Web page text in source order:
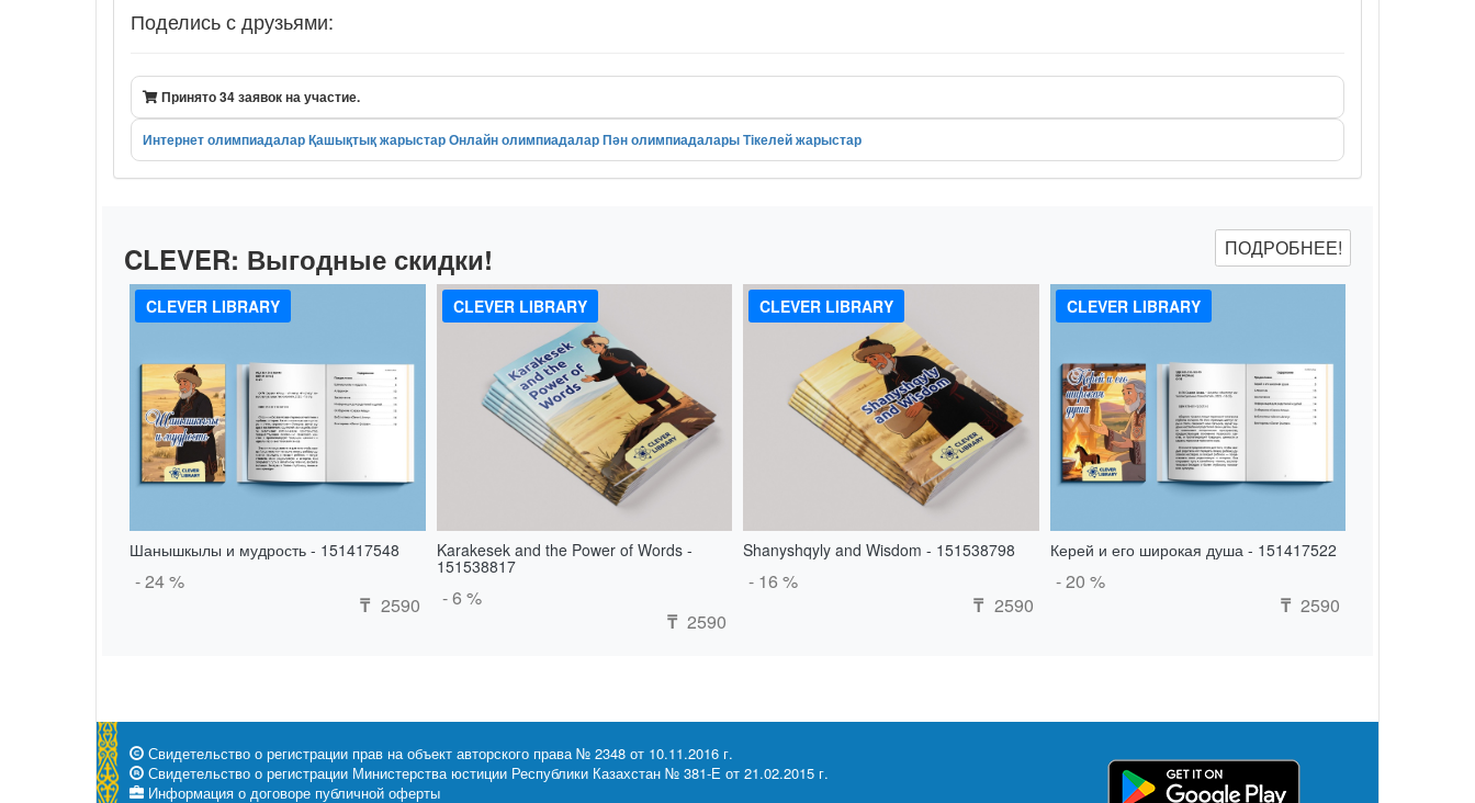
Поделись с друзьями:
Принято 34 заявок на участие.
Интернет олимпиадаларҚашықтық жарыстарОнлайн олимпиадаларПән олимпиадаларыТікелей жарыстар
CLEVER: Выгодные скидки! ПОДРОБНЕЕ!
CLEVER LIBRARY
Шанышкылы и мудрость - 151417548
- 24 %
₸ 2590
CLEVER LIBRARY
Karakesek and the Power of Words -
151538817
- 6 %
₸ 2590
CLEVER LIBRARY
Shanyshqyly and Wisdom - 151538798
- 16 %
₸ 2590
CLEVER LIBRARY
Керей и его широкая душа - 151417522
- 20 %
₸ 2590
Свидетельство о регистрации прав на объект авторского права № 2348 от 10.11.2016 г.
Свидетельство о регистрации Министерства юстиции Республики Казахстан № 381-Е от 21.02.2015 г.
Информация о договоре публичной оферты